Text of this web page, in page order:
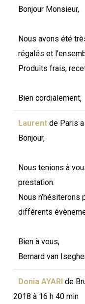
Bonjour Monsieur,
Nous avons été
régalés et
Produits frais,
Bien cordialement,
Laurent de Paris
Bonjour,
Nous tenions à
prestation.
Nous
différents
Bien à vous,
Bernard van
Donia AYARI de
2018 à 16 h 40 min